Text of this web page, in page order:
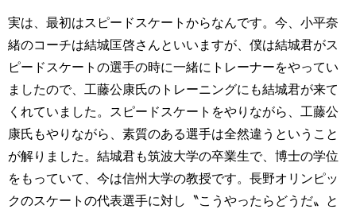
実は、最初はスピードスケートからなんです。今、小平奈
緒のコーチは結城匡啓さんといいますが、僕は結城君がス
ピードスケートの選手の時に一緒にトレーナーをやってい
ましたので、工藤公康氏のトレーニングにも結城君が来て
くれていました。スピードスケートをやりながら、工藤公
康氏もやりながら、素質のある選手は全然違うということ
が解りました。結城君も筑波大学の卒業生で、博士の学位
をもっていて、今は信州大学の教授です。長野オリンピッ
クのスケートの代表選手に対し〝こうやったらどうだ〟と